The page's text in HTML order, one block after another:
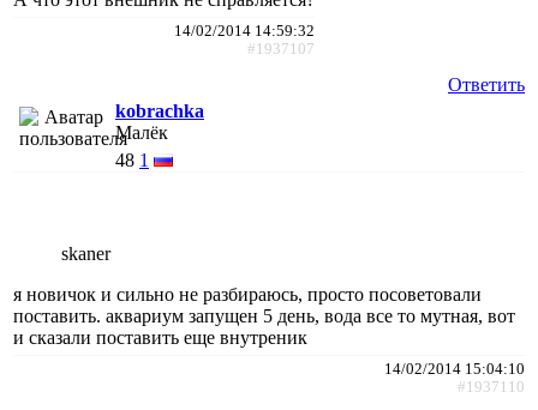
14/02/2014 14:59:32
#1937107
Ответить
kobrachka
Малёк
48 1
skaner
я новичок и сильно не разбираюсь, просто посоветовали
поставить. аквариум запущен 5 день, вода все то мутная, вот
и сказали поставить еще внутреник
14/02/2014 15:04:10
#1937110